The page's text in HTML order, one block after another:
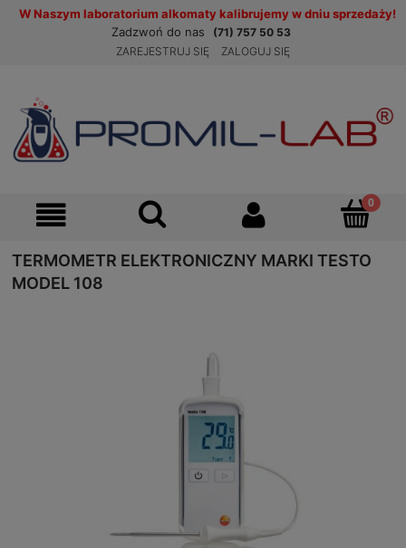
W Naszym laboratorium alkomaty kalibrujemy w dniu sprzedaży!
Zadzwoń do nas
(71) 757 50 53
ZAREJESTRUJ SIĘ
ZALOGUJ SIĘ
TERMOMETR ELEKTRONICZNY MARKI TESTO
MODEL 108